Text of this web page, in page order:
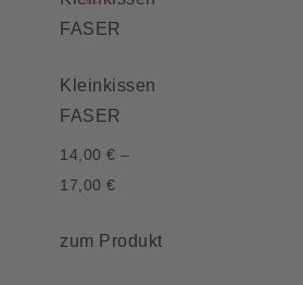
Kleinkissen
FASER
14,00 € –
17,00 €
zum Produkt